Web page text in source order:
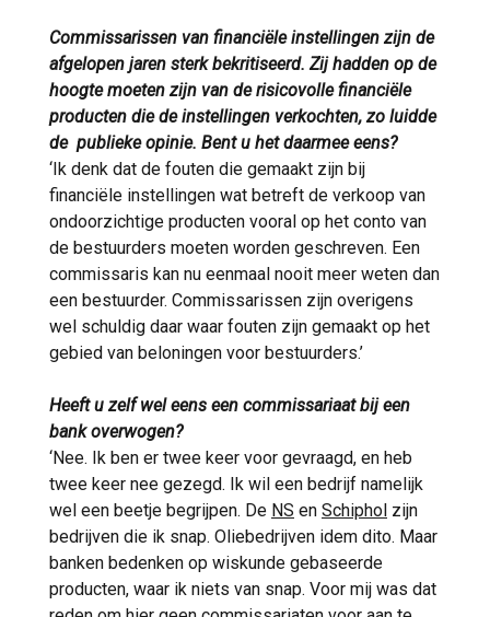
Commissarissen van financiële instellingen zijn de
afgelopen jaren sterk bekritiseerd. Zij hadden op de
hoogte moeten zijn van de risicovolle financiële
producten die de instellingen verkochten, zo luidde
de publieke opinie. Bent u het daarmee eens?
‘Ik denk dat de fouten die gemaakt zijn bij
financiële instellingen wat betreft de verkoop van
ondoorzichtige producten vooral op het conto van
de bestuurders moeten worden geschreven. Een
commissaris kan nu eenmaal nooit meer weten dan
een bestuurder. Commissarissen zijn overigens
wel schuldig daar waar fouten zijn gemaakt op het
gebied van beloningen voor bestuurders.’
Heeft u zelf wel eens een commissariaat bij een
bank overwogen?
‘Nee. Ik ben er twee keer voor gevraagd, en heb
twee keer nee gezegd. Ik wil een bedrijf namelijk
wel een beetje begrijpen. De NS en Schiphol zijn
bedrijven die ik snap. Oliebedrijven idem dito. Maar
banken bedenken op wiskunde gebaseerde
producten, waar ik niets van snap. Voor mij was dat